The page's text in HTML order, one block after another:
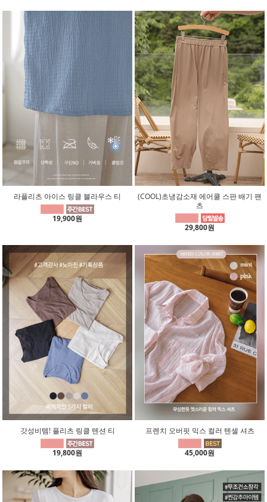
라플리츠 아이스 링클 블라우스 티
19,900원
(COOL)초냉감소재 에어쿨 스판 배기 팬
츠
29,800원
갓성비템! 플리츠 링클 텐션 티
19,800원
프렌치 오버핏 믹스 컬러 텐셀 셔츠
45,000원